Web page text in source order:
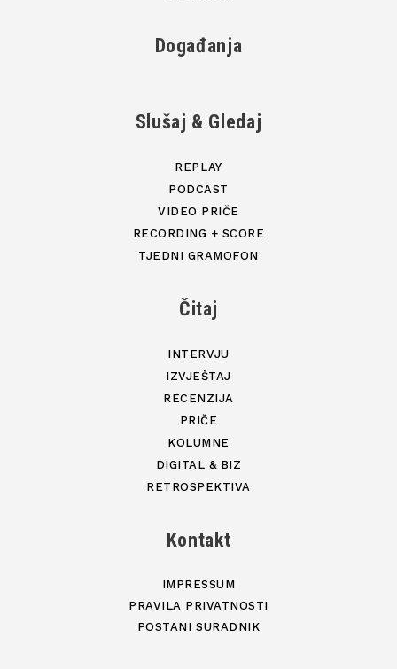
Događanja
Slušaj & Gledaj
REPLAY
PODCAST
VIDEO PRIČE
RECORDING + SCORE
TJEDNI GRAMOFON
Čitaj
INTERVJU
IZVJEŠTAJ
RECENZIJA
PRIČE
KOLUMNE
DIGITAL & BIZ
RETROSPEKTIVA
Kontakt
IMPRESSUM
PRAVILA PRIVATNOSTI
POSTANI SURADNIK